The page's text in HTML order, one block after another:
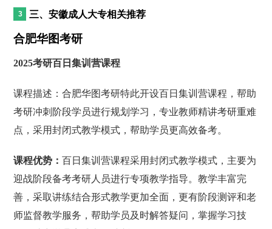
三、安徽成人大专相关推荐
合肥华图考研
2025考研百日集训营课程
课程描述：合肥华图考研特此开设百日集训营课程，帮助
考研冲刺阶段学员进行规划学习，专业教师精讲考研重难
点，采用封闭式教学模式，帮助学员更高效备考。
课程优势：百日集训营课程采用封闭式教学模式，主要为
迎战阶段备考考研人员进行专项教学指导。教学丰富完
善，采取讲练结合形式教学更加全面，更有阶段测评和老
师监督教学服务，帮助学员及时解答疑问，掌握学习技